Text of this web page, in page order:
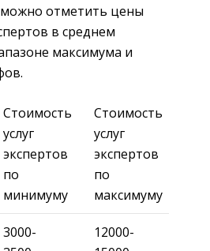
отметить цены
в среднем
максимума и
Стоимость
услуг
экспертов
по
минимуму
Стоимость
услуг
экспертов
по
максимуму
3000-
12000-